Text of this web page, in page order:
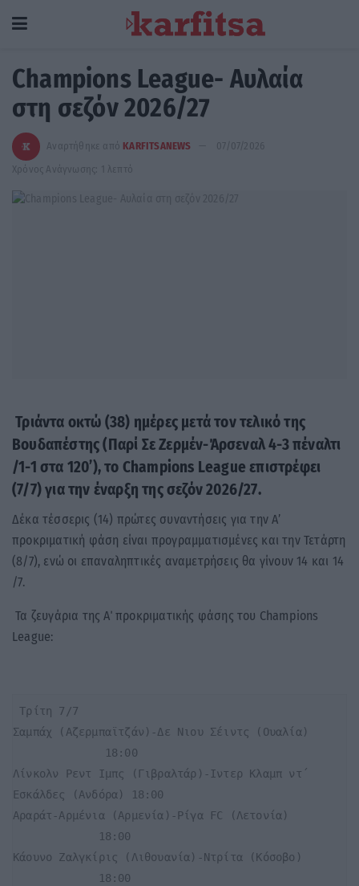
Champions League- Αυλαία
στη σεζόν 2026/27
Αναρτήθηκε από KARFITSANEWS
07/07/2026
Χρόνος Ανάγνωσης: 1 λεπτό
Τριάντα οκτώ (38) ημέρες μετά τον τελικό της
Βουδαπέστης (Παρί Σε Ζερμέν-Άρσεναλ 4-3 πέναλτι
/1-1 στα 120’), το Champions League επιστρέφει
(7/7) για την έναρξη της σεζόν 2026/27.
Δέκα τέσσερις (14) πρώτες συναντήσεις για την A’
προκριματική φάση είναι προγραμματισμένες και την Τετάρτη
(8/7), ενώ οι επαναληπτικές αναμετρήσεις θα γίνουν 14 και 14
/7.
Τα ζευγάρια της Α΄ προκριματικής φάσης του Champions
League:
Τρίτη 7/7
Σαμπάχ (Αζερμπαϊτζάν)-Δε Νιου Σέιντς (Ουαλία)
18:00
Λίνκολν Ρεντ Ιμπς (Γιβραλτάρ)-Ιντερ Κλαμπ ντ΄
Εσκάλδες (Ανδόρα) 18:00
Αραράτ-Αρμένια (Αρμενία)-Ρίγα FC (Λετονία)
18:00
Κάουνο Ζαλγκίρις (Λιθουανία)-Ντρίτα (Κόσοβο)
18:00